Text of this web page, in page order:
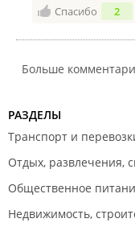
Спасибо 2
Больше
РАЗДЕЛЫ
Транспорт и
Отдых, развлечения,
Общественное
Недвижимость,